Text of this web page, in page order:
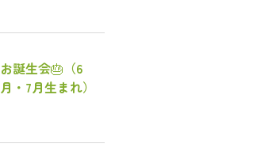
お誕生会🎂（6
月・7月生まれ）